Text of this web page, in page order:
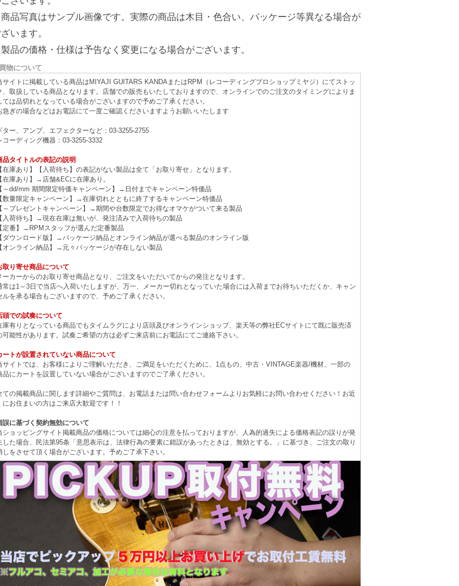
品写真はサンプル画像です。実際の商品は木目・色合い、パッケージ等異なる場合が
います。
品の価格・仕様は予告なく変更になる場合がございます。
物について
サイトに掲載している商品はMIYAJI GUITARS KANDAまたはRPM（レコーディングプロショップミヤジ）にてストッ
、取扱している商品となります。店舗での販売もいたしておりますので、オンラインでのご注文のタイミングによりま
ては品切れとなっている場合がございますので予めご了承ください。
急ぎの場合などはお電話にて一度ご確認くださいますようお願いいたします
ター、アンプ、エフェクターなど：03-3255-2755
コーディング機器：03-3255-3332
品タイトルの表記の説明
在庫あり】【入荷待ち】の表記がない製品は全て「お取り寄せ」となります。
在庫あり】→店舗&ECに在庫あり。
～dd/mm 期間限定特価キャンペーン】→日付までキャンペーン特価品
数量限定キャンペーン】→在庫切れとともに終了するキャンペーン特価品
～プレゼントキャンペーン】→期間や台数限定でお得なオマケがついて来る製品
入荷待ち】→現在在庫は無いが、発注済みで入荷待ちの製品
定番】→RPMスタッフが選んだ定番製品
ダウンロード版】→パッケージ納品とオンライン納品が選べる製品のオンライン版
オンライン納品】→元々パッケージが存在しない製品
取り寄せ商品について
ーカーからのお取り寄せ商品となり、ご注文をいただいてからの発注となります。
常は1～3日で当店へ入荷いたしますが、万一、メーカー切れとなっていた場合には入荷までお待ちいただくか、キャン
ルを承る場合もございますので、予めご了承ください。
頭での試奏について
庫有りとなっている商品でもタイムラグにより店頭及びオンラインショップ、楽天等の弊社ECサイトにて既に販売済
可能性があります。試奏ご希望の方は必ずご来店前にお電話にてご連絡下さい。
ートが設置されていない商品について
サイトでは、お客様によりご理解いただき、ご満足をいただくために、1点もの、中古・VINTAGE楽器/機材、一部の
品にカートを設置していない場合がございますのでご了承ください。
ての掲載商品に関します詳細やご質問は、お電話または問い合わせフォームよりお気軽にお問い合わせください！お近
にお住まいの方はご来店大歓迎です！！
誤に基づく契約無効について
ショッピングサイト掲載商品の価格については細心の注意を払っておりますが、人為的過失による価格表記の誤りが発
した場合、民法第95条「意思表示は、法律行為の要素に錯誤があったときは、無効とする。」に基づき、ご注文の取り
しをさせて頂く場合がございます。予めご了承下さい。